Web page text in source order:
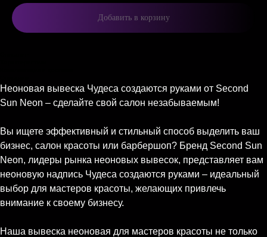
Добавить в корзину
Неоновая вывеска Чудеса создаются руками от Second
Sun Neon – сделайте свой салон незабываемым!
Вы ищете эффективный и стильный способ выделить ваш
бизнес, салон красоты или барбершоп? Бренд Second Sun
Neon, лидеры рынка неоновых вывесок, представляет вам
неоновую надпись Чудеса создаются руками – идеальный
выбор для мастеров красоты, желающих привлечь
внимание к своему бизнесу.
Наша вывеска неоновая для мастеров красоты не только